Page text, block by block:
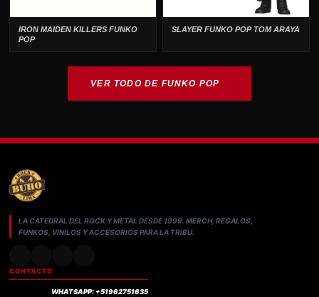
IRON MAIDEN KILLERS FUNKO
POP
SLAYER FUNKO POP TOM ARAYA
VER TODO DE FUNKO POP
LA CATEDRAL DEL ROCK Y METAL DESDE 1999. MERCH, REGALOS,
FUNKOS, VINILOS Y ACCESORIOS PARA LA TRIBU.
CONTACTO
WHATSAPP: +51962751635